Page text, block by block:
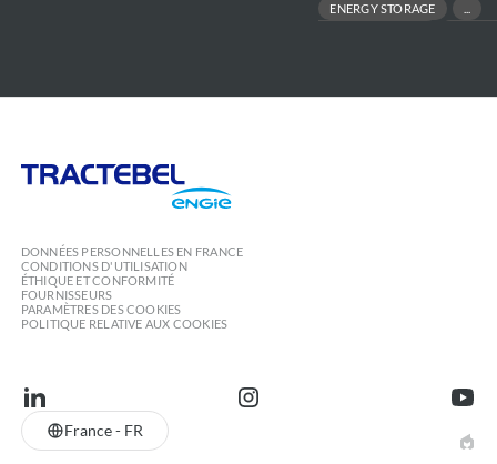
ENERGY STORAGE
Engie
France - FR
linkedin
DONNÉES PERSONNELLES EN FRANCE
CONDITIONS D'UTILISATION
ÉTHIQUE ET CONFORMITÉ
FOURNISSEURS
PARAMÈTRES DES COOKIES
POLITIQUE RELATIVE AUX COOKIES
EPIC